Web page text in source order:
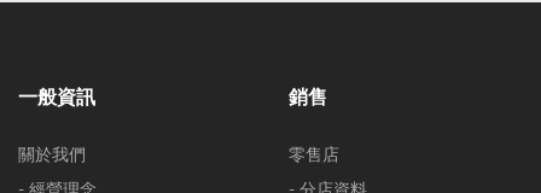
一般資訊
關於我們
銷售
零售店